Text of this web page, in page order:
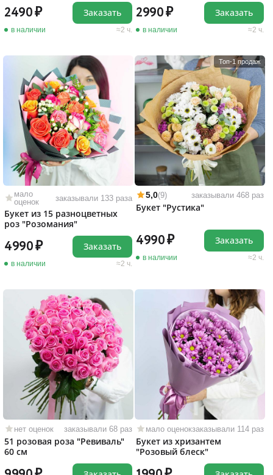
2490
в наличии 2 ч.
Заказать 2990
в наличии 2 ч.
Заказать
мало
оценок
заказывали 133 раза
Букет из 15 разноцветных
роз "Розомания"
4990
в наличии 2 ч.
Заказать
Топ-1 продаж
5,0(9) заказывали 468 раз
Букет "Рустика"
4990
в наличии 2 ч.
Заказать
нет оценок заказывали 68 раз
51 розовая роза "Ревиваль"
60 см
мало оценокзаказывали 114 раз
Букет из хризантем
"Розовый блеск"